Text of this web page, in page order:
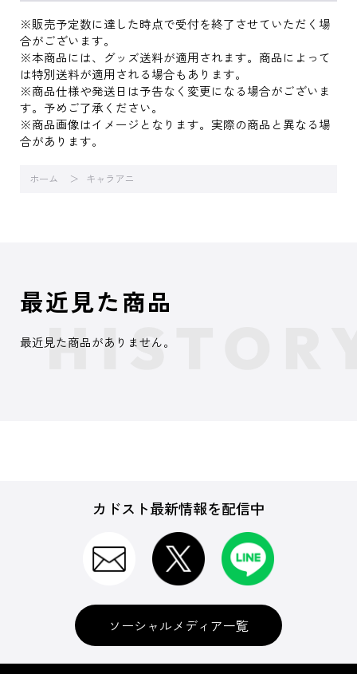
※販売予定数に達した時点で受付を終了させていただく場
合がございます。
※本商品には、グッズ送料が適用されます。商品によって
は特別送料が適用される場合もあります。
※商品仕様や発送日は予告なく変更になる場合がございま
す。予めご了承ください。
※商品画像はイメージとなります。実際の商品と異なる場
合があります。
ホーム キャラアニ
最近見た商品
最近見た商品がありません。
カドスト最新情報を配信中
ソーシャルメディア一覧